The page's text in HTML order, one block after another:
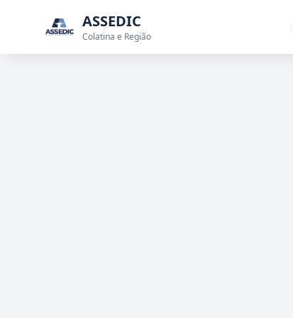
ASSEDIC
Colatina e Região